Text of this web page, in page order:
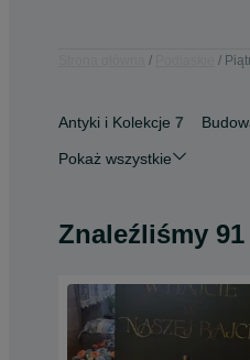
Antyki i Kolekcje 7
Pokaż wszystkie
Znaleźliśmy 91